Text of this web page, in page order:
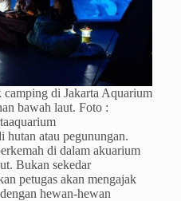
camping di Jakarta Aquarium
bawah laut. Foto :
hutan atau pegunungan.
di dalam akuarium
Bukan sekedar
petugas akan mengajak
hewan-hewan